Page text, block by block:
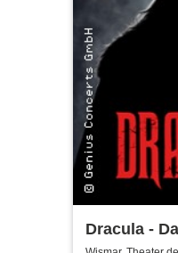
Dracula -